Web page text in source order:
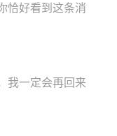
恰好看到这条消
我一定会再回来